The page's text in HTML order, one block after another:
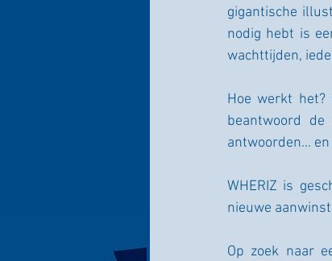
gigantische
nodig hebt is
wachttijden,
Hoe werkt
beantwoord
antwoorden...
WHERIZ is
nieuwe
Op zoek naar